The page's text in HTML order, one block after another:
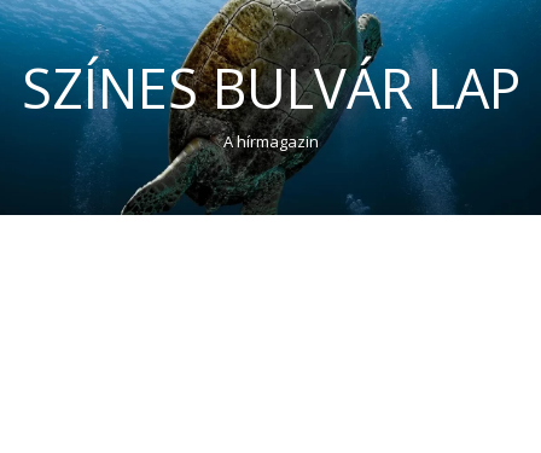
SZÍNES BULVÁR LAP
A hírmagazin